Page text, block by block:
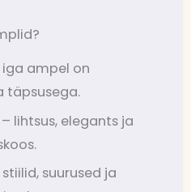
iga ampel on
täpsusega.
– lihtsus, elegants ja
suurused ja